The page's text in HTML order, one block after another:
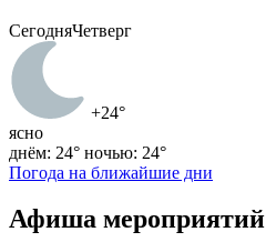
СегодняЧетверг
+24°
ясно
днём: 24° ночью: 24°
Погода на ближайшие дни
Афиша мероприятий